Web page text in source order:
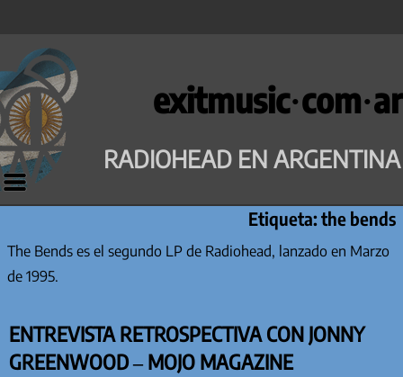
Saltar
al
contenido
exitmusic·com·ar
RADIOHEAD EN ARGENTINA
Etiqueta:the bends
The Bends es el segundo LP de Radiohead, lanzado en Marzo
de 1995.
ENTREVISTA RETROSPECTIVA CON JONNY
GREENWOOD – MOJO MAGAZINE